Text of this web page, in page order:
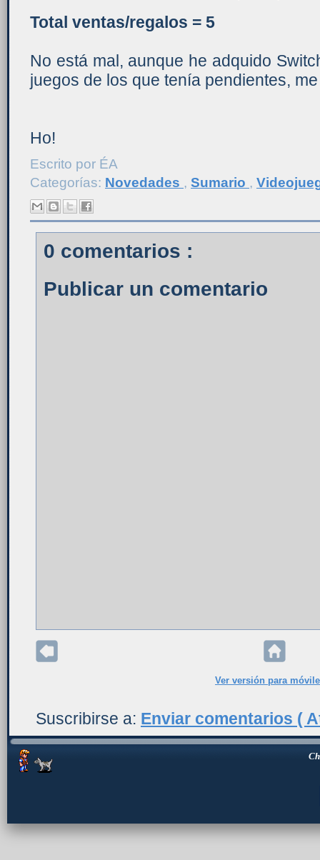
Total ventas/regalos = 5
No está mal, aunque he adquido
juegos de los que tenía pendientes,
Ho!
Escrito por ÉA
Categorías: Novedades , Sumario ,
0 comentarios :
Publicar un comentario
Ver versión para
Suscribirse a: Enviar comentarios (